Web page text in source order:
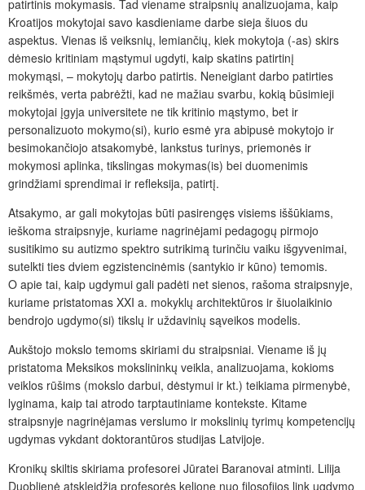
patirtinis mokymasis. Tad viename straipsnių analizuojama, kaip
Kroatijos mokytojai savo kasdieniame darbe sieja šiuos du
aspektus. Vienas iš veiksnių, lemiančių, kiek mokytoja (-as) skirs
dėmesio kritiniam mąstymui ugdyti, kaip skatins patirtinį
mokymąsi, – mokytojų darbo patirtis. Neneigiant darbo patirties
reikšmės, verta pabrėžti, kad ne mažiau svarbu, kokią būsimieji
mokytojai įgyja universitete ne tik kritinio mąstymo, bet ir
personalizuoto mokymo(si), kurio esmė yra abipusė mokytojo ir
besimokančiojo atsakomybė, lankstus turinys, priemonės ir
mokymosi aplinka, tikslingas mokymas(is) bei duomenimis
grindžiami sprendimai ir refleksija, patirtį.
Atsakymo, ar gali mokytojas būti pasirengęs visiems iššūkiams,
ieškoma straipsnyje, kuriame nagrinėjami pedagogų pirmojo
susitikimo su autizmo spektro sutrikimą turinčiu vaiku išgyvenimai,
sutelkti ties dviem egzistencinėmis (santykio ir kūno) temomis.
O apie tai, kaip ugdymui gali padėti net sienos, rašoma straipsnyje,
kuriame pristatomas XXI a. mokyklų architektūros ir šiuolaikinio
bendrojo ugdymo(si) tikslų ir uždavinių sąveikos modelis.
Aukštojo mokslo temoms skiriami du straipsniai. Viename iš jų
pristatoma Meksikos mokslininkų veikla, analizuojama, kokioms
veiklos rūšims (mokslo darbui, dėstymui ir kt.) teikiama pirmenybė,
lyginama, kaip tai atrodo tarptautiniame kontekste. Kitame
straipsnyje nagrinėjamas verslumo ir mokslinių tyrimų kompetencijų
ugdymas vykdant doktorantūros studijas Latvijoje.
Kronikų skiltis skiriama profesorei Jūratei Baranovai atminti. Lilija
Duoblienė atskleidžia profesorės kelionę nuo filosofijos link ugdymo